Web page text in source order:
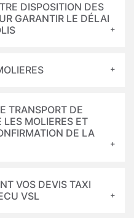
DISPOSITION DES
GARANTIR LE DÉLAI
TRANSPORT DE
MOLIERES ET
DE LA
VOS DEVIS TAXI
VSL